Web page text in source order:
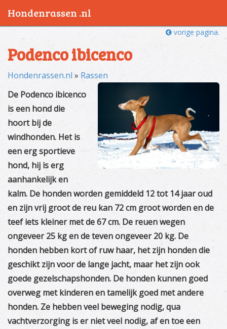
vorige pagina.
Podenco ibicenco
Hondenrassen.nl » Rassen
De Podenco ibicenco
is een hond die
hoort bij de
windhonden. Het is
een erg sportieve
hond, hij is erg
aanhankelijk en
kalm. De honden worden gemiddeld 12 tot 14 jaar oud
en zijn vrij groot de reu kan 72 cm groot worden en de
teef iets kleiner met de 67 cm. De reuen wegen
ongeveer 25 kg en de teven ongeveer 20 kg. De
honden hebben kort of ruw haar, het zijn honden die
geschikt zijn voor de lange jacht, maar het zijn ook
goede gezelschapshonden. De honden kunnen goed
overweg met kinderen en tamelijk goed met andere
honden. Ze hebben veel beweging nodig, qua
vachtverzorging is er niet veel nodig, af en toe een
Hondenrassen .nl